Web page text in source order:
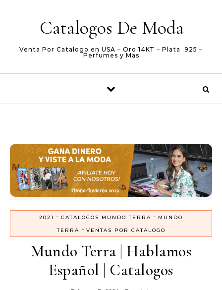
Catalogos De Moda
Venta Por Catalogo en USA – Oro 14KT – Plata .925 –
Perfumes y Mas
2021 - CATALOGOS MUNDO TERRA - MUNDO
TERRA - VENTAS POR CATALOGO
Mundo Terra | Hablamos
Español | Catalogos